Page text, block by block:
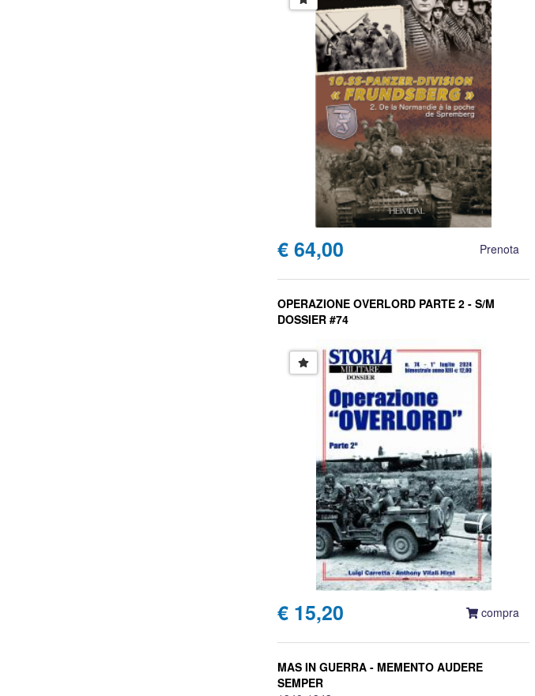
€ 64,00 Prenota
OPERAZIONE OVERLORD PARTE 2 - S/M
DOSSIER #74
Luigi Carretta, Anthony Vitali Hirst
€ 15,20 compra
MAS IN GUERRA - MEMENTO AUDERE
SEMPER